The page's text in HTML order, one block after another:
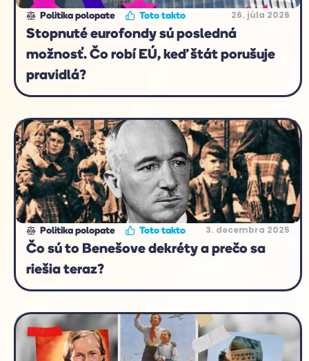
Politika polopate Toto takto 26. júla 2026
Stopnuté eurofondy sú posledná
možnosť. Čo robí EÚ, keď štát porušuje
pravidlá?
Politika polopate Toto takto 3. decembra 2025
Čo sú to Benešove dekréty a prečo sa
riešia teraz?